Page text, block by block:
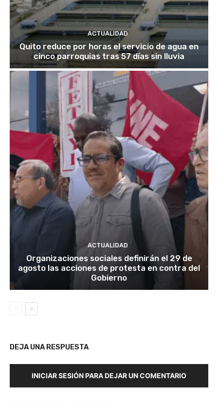
ACTUALIDAD
Quito reduce por horas el servicio de agua en
cinco parroquias tras 57 días sin lluvia
ACTUALIDAD
Organizaciones sociales definirán el 29 de
agosto las acciones de protesta en contra del
Gobierno
DEJA UNA RESPUESTA
INICIAR SESIÓN PARA DEJAR UN COMENTARIO